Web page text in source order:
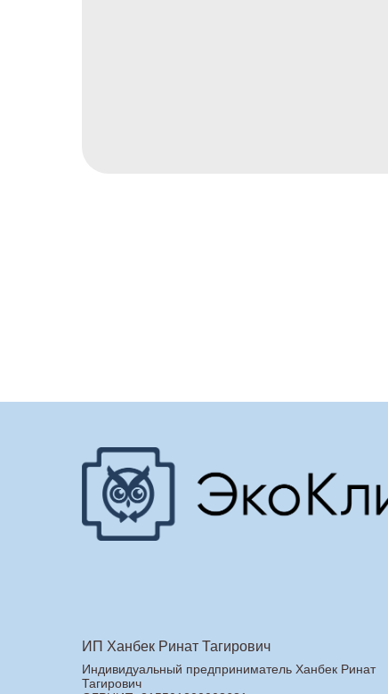
ИП Ханбек Ринат Тагирович
Индивидуальный предприниматель Ханбек Ринат
Тагирович